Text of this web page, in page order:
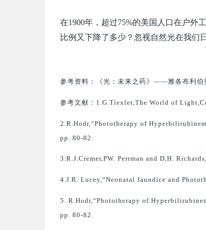
在1900年，超过75%的美国人口在户外
比例又下降了多少？忽视自然光在我们
参考资料：《光：未来之药》——雅各布利伯
参考文献：1.G.Tiexlet,The World of
2.R.Hodr,“Phototherapy of
pp. 80-82.
3.R.J.Cremer,PW. Perrman and D,H.
4.J.R. Lucey,“Neonatal Jaundice and
5. R.Hodr,“Phototherapy of
pp. 80-82.